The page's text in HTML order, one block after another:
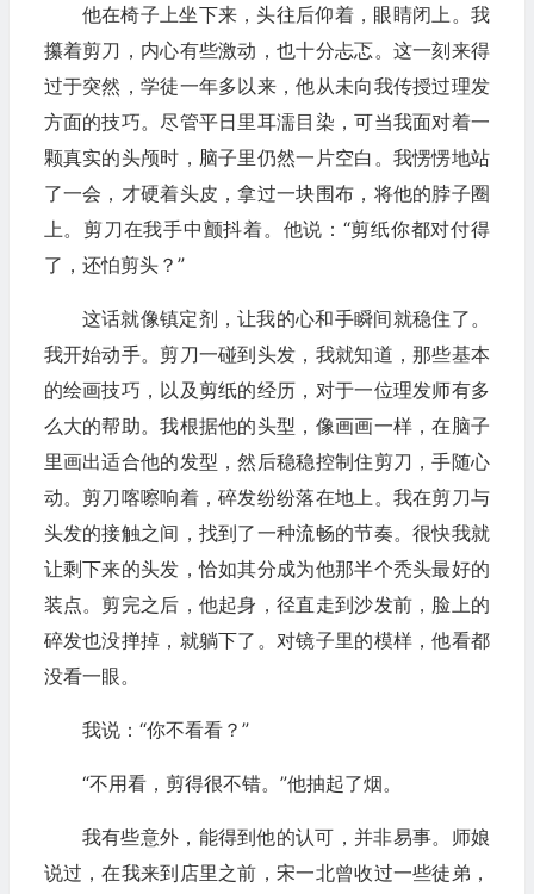
他在椅子上坐下来，头往后仰着，眼睛闭上。我
攥着剪刀，内心有些激动，也十分忐忑。这一刻来得
过于突然，学徒一年多以来，他从未向我传授过理发
方面的技巧。尽管平日里耳濡目染，可当我面对着一
颗真实的头颅时，脑子里仍然一片空白。我愣愣地站
了一会，才硬着头皮，拿过一块围布，将他的脖子圈
上。剪刀在我手中颤抖着。他说：“剪纸你都对付得
了，还怕剪头？”
这话就像镇定剂，让我的心和手瞬间就稳住了。
我开始动手。剪刀一碰到头发，我就知道，那些基本
的绘画技巧，以及剪纸的经历，对于一位理发师有多
么大的帮助。我根据他的头型，像画画一样，在脑子
里画出适合他的发型，然后稳稳控制住剪刀，手随心
动。剪刀喀嚓响着，碎发纷纷落在地上。我在剪刀与
头发的接触之间，找到了一种流畅的节奏。很快我就
让剩下来的头发，恰如其分成为他那半个秃头最好的
装点。剪完之后，他起身，径直走到沙发前，脸上的
碎发也没掸掉，就躺下了。对镜子里的模样，他看都
没看一眼。
我说：“你不看看？”
“不用看，剪得很不错。”他抽起了烟。
我有些意外，能得到他的认可，并非易事。师娘
说过，在我来到店里之前，宋一北曾收过一些徒弟，